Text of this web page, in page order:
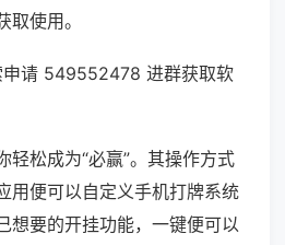
使用。
申请 549552478 进群获取软
轻松成为“必赢”。其操作方式
用便可以自定义手机打牌系统
想要的开挂功能，一键便可以